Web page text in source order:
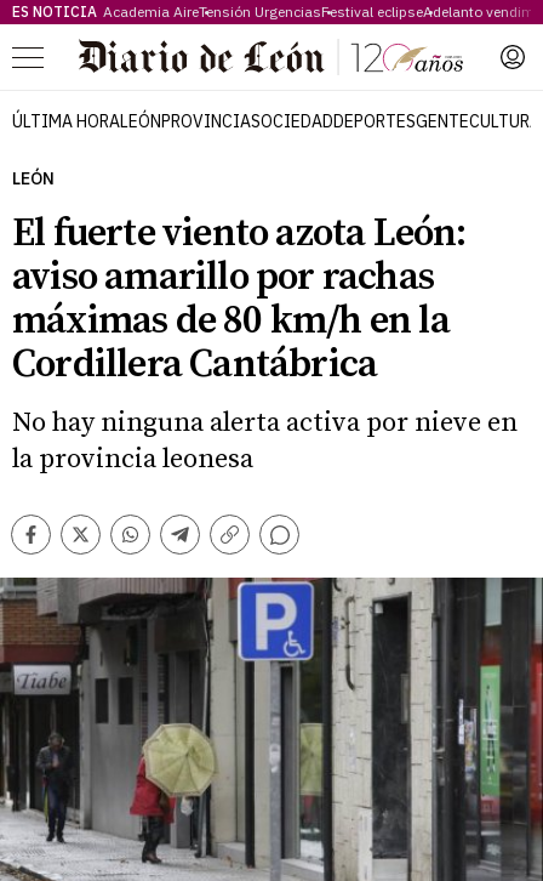
ES NOTICIA Academia AireTensión UrgenciasFestival eclipseAdelanto
Menú
ÚLTIMA HORALEÓNPROVINCIASOCIEDADDEPORTESGENTECULTURA
LEÓN
El fuerte viento azota León:
aviso amarillo por rachas
máximas de 80 km/h en la
Cordillera Cantábrica
No hay ninguna alerta activa por nieve en
la provincia leonesa
Facebook
TwitterWhatsappTelegram
Copiar
Comentarios